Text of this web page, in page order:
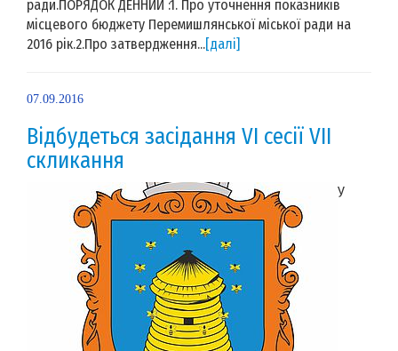
ради.ПОРЯДОК ДЕННИЙ :1. Про уточнення показників
місцевого бюджету Перемишлянської міської ради на
2016 рік.2.Про затвердження...[далі]
07.09.2016
Відбудеться засідання VІ сесії VІІ
скликання
У